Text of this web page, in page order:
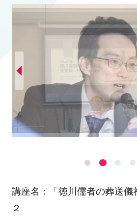
講座名：「徳川儒者の葬送儀
２